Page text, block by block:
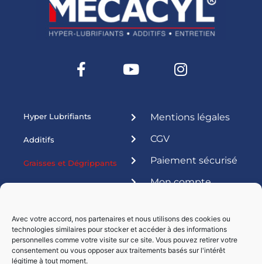
Avec votre accord, nos partenaires et nous utilisons des cookies ou
technologies similaires pour stocker et accéder à des informations
personnelles comme votre visite sur ce site. Vous pouvez retirer votre
consentement ou vous opposer aux traitements basés sur l'intérêt
légitime à tout moment.
Hyper Lubrifiants
Additifs
Graisses et Dégrippants
Produits ateliers
Mentions légales
CGV
Paiement sécurisé
Mon compte
Livraisons par :